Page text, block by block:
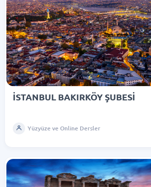
İSTANBUL BAKIRKÖY ŞUBESİ
Yüzyüze ve Online Dersler